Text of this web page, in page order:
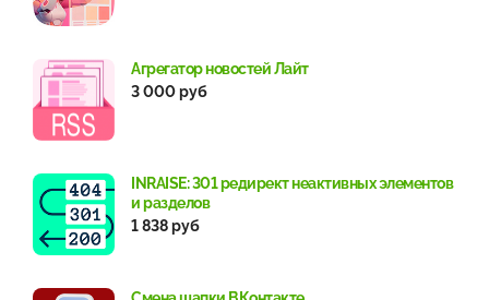
Агрегатор новостей Лайт
3 000 руб
INRAISE: 301 редирект неактивных элементов
и разделов
1 838 руб